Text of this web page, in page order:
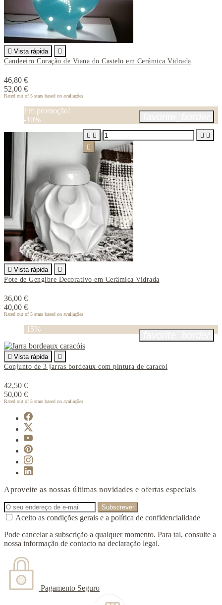
 Vista rápida

Candeeiro Coração de Viana do Castelo em Cerâmica Vidrada
46,80 €
52,00 €
Rated out of 5 stars based on avaliações
Em promoção!
-10%
 Vista rápida

Pote de Gengibre Decorativo em Cerâmica Vidrada
36,00 €
40,00 €
Rated out of 5 stars based on avaliações
   

-15%
 Vista rápida

Conjunto de 3 jarras bordeaux com pintura de caracol
42,50 €
50,00 €
Rated out of 5 stars based on avaliações
Aproveite as nossas últimas novidades e ofertas especiais
Aceito as condições gerais e a política de confidencialidade
Pode cancelar a subscrição a qualquer momento. Para tal, consulte a
nossa informação de contacto na declaração legal.
Pagamento Seguro